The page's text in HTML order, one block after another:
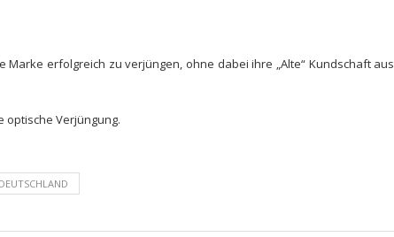
Markeerfolgreich zu verjüngen, ohne dabei ihre „Alte“ Kundschaft
optische Verjüngung.